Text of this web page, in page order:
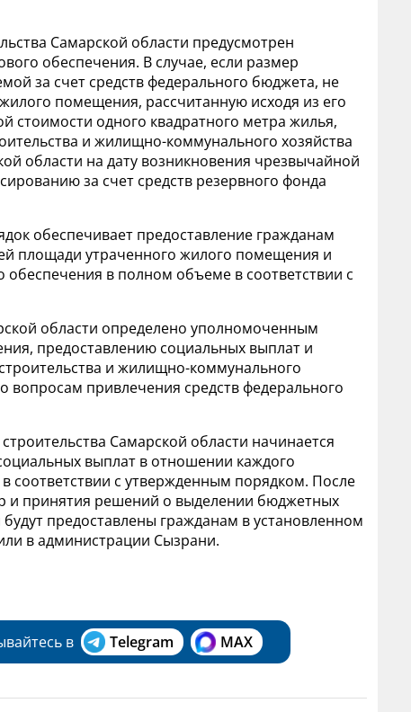
Самарской области предусмотрен
обеспечения. В случае, если размер
за счет средств федерального бюджета, не
помещения, рассчитанную исходя из его
одного квадратного метра жилья,
и жилищно-коммунального хозяйства
области на дату возникновения чрезвычайной
за счет средств резервного фонда
обеспечивает предоставление гражданам
площади утраченного жилого помещения и
обеспечения в полном объеме в соответствии с
области определено уполномоченным
предоставлению социальных выплат и
и жилищно-коммунального
вопросам привлечения средств федерального
Самарской области начинается
выплат в отношении каждого
соответствии с утвержденным порядком. После
и принятия решений о выделении бюджетных
предоставлены гражданам в установленном
в администрации Сызрани.
в Telegram MAX